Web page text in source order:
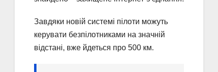
Завдяки новій системі пілоти можуть
керувати безпілотниками на значній
відстані, вже йдеться про 500 км.